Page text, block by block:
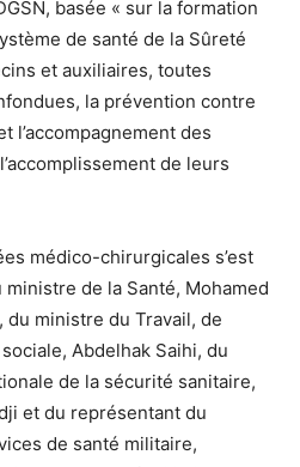
basée « sur la formation
de santé de la Sûreté
et auxiliaires, toutes
la prévention contre
l’accompagnement des
de leurs
médico-chirurgicales s’est
de la Santé, Mohamed
du ministre du Travail, de
Abdelhak Saihi, du
de la sécurité sanitaire,
et du représentant du
de santé militaire,